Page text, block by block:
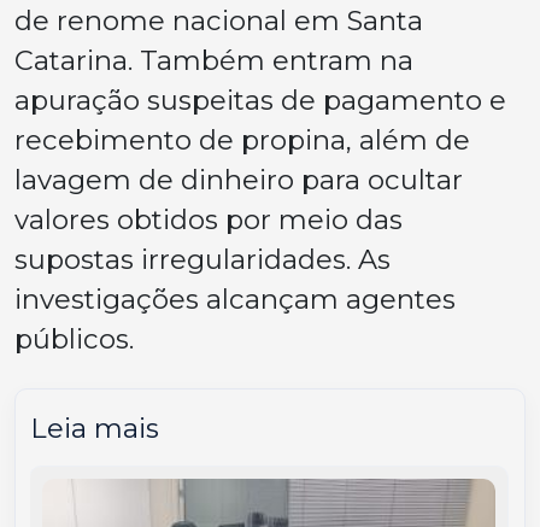
de renome nacional em Santa
Catarina. Também entram na
apuração suspeitas de pagamento e
recebimento de propina, além de
lavagem de dinheiro para ocultar
valores obtidos por meio das
supostas irregularidades. As
investigações alcançam agentes
públicos.
Leia mais